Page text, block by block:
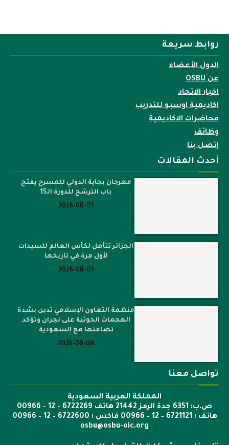
روابط سريعة
الدول الأعضاء
عن OSBU
اخبار الاتحاد
اكاديمية اوسبو للتدريب
محاضرات الاكاديمية
وظائف
إتصل بنا
أحدث المقالات
مهرجان بجاية الدولي للمسرح يفتح
باب الترشح للدورة الـ15
2026-08-09
الجزائر تتأهل لكأس العالم للسيدات
لأول مرة في تاريخها
2026-08-09
منظمة التعاون الإسلامي تدين بشدة
الهجمات الحوثية على نجران وتؤكد
تضامنها مع السعودية
2026-08-08
تواصل معنا
المملكة العربية السعودية
ص.ب: 6351 جدة الرمز 21442 هاتف 6722269 – 12 – 00966
هاتف : 6721121 – 12 – 00966 فاكس : 6722600 – 12 – 00966
osbu@osbu-oic.org